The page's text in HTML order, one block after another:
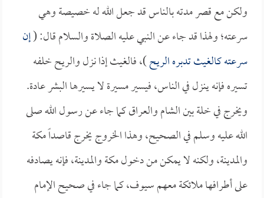
ولكن مع قصر مدته بالناس قد جعل الله له خصيصة وهي
سرعته؛ ولهذا قد جاء عن النبي عليه الصلاة والسلام قال: (إن
سرعته كالغيث تدبره الريح)، فالغيث إذا نزل والريح خلفه
تسيره فإنه ينزل في الناس، فيسير مسيرة لا يسيرها البشر عادة.
ويخرج في خلة بين الشام والعراق كما جاء عن رسول الله صلى
الله عليه وسلم في الصحيح، وهذا الخروج يخرج قاصداً مكة
والمدينة، ولكنه لا يمكن من دخول مكة والمدينة، فإنه يصادفه
على أطرافها ملائكة معهم سيوف، كما جاء في صحيح الإمام